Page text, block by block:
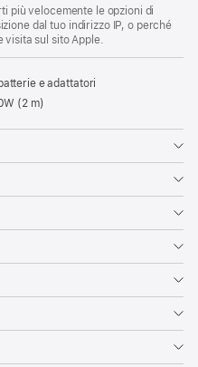
più velocemente le opzioni di
dal tuo indirizzo IP, o perché
visita sul sito Apple.
e adattatori
(2 m)